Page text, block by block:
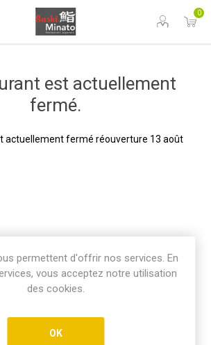
0
est actuellement
fermé.
actuellement fermé réouverture 13 août
permettent d'offrir nos services. En
vous acceptez notre utilisation
des cookies.
OK